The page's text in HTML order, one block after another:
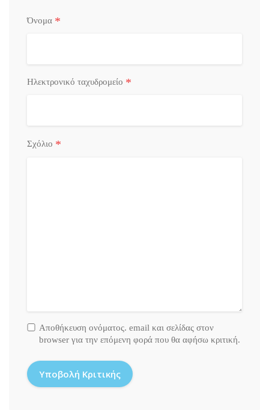
Όνομα *
Ηλεκτρονικό ταχυδρομείο *
Σχόλιο *
Αποθήκευση ονόματος. email και σελίδας στον
browser για την επόμενη φορά που θα αφήσω κριτική.